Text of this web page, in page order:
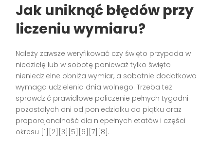
Jak uniknąć błędów przy
liczeniu wymiaru?
Należy zawsze weryfikować czy święto przypada w
niedzielę lub w sobotę ponieważ tylko święto
nieniedzielne obniża wymiar, a sobotnie dodatkowo
wymaga udzielenia dnia wolnego. Trzeba też
sprawdzić prawidłowe policzenie pełnych tygodni i
pozostałych dni od poniedziałku do piątku oraz
proporcjonalność dla niepełnych etatów i części
okresu [1][2][3][5][6][7][8].